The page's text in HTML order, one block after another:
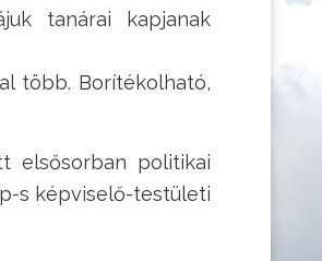
tanárai kapjanak
több. Borítékolható,
elsősorban politikai
s képviselő-testületi